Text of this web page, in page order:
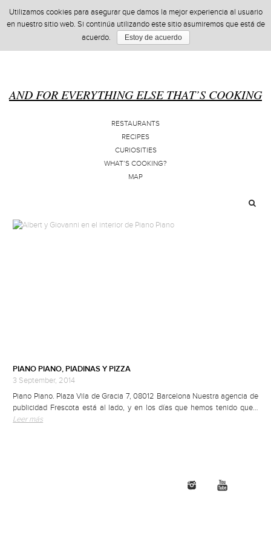
AND FOR EVERYTHING ELSE THAT’S COOKING
RESTAURANTS
RECIPES
CURIOSITIES
WHAT’S COOKING?
MAP
PIANO PIANO, PIADINAS Y PIZZA
3 September, 2014
Piano Piano. Plaza Vila de Gracia 7, 08012 Barcelona Nuestra agencia de
publicidad Frescota está al lado, y en los días que hemos tenido que…
Leer más
Utilizamos cookies para asegurar que damos la mejor experiencia al usuario
en nuestro sitio web. Si continúa utilizando este sitio asumiremos que está de
acuerdo.
Estoy de acuerdo